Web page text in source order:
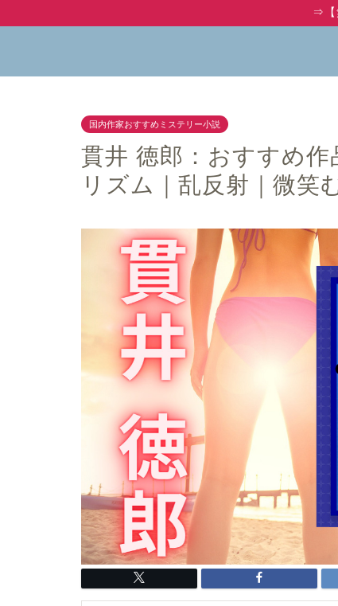
⇒【
国内作家おすすめミステリー小説
貫井 徳郎：おすすめ
リズム｜乱反射｜微笑